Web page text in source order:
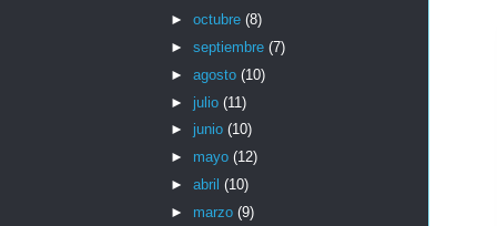
► octubre (8)
► septiembre (7)
► agosto (10)
► julio (11)
► junio (10)
► mayo (12)
► abril (10)
► marzo (9)